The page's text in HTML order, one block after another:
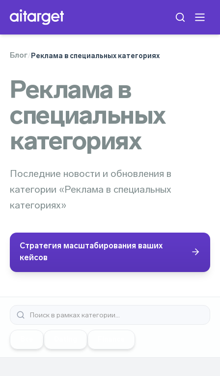
Блог/Реклама в специальных категориях
Реклама в
специальных
категориях
Последние новости и обновления в
категории «Реклама в специальных
категориях»
Стратегия масштабирования ваших
кейсов